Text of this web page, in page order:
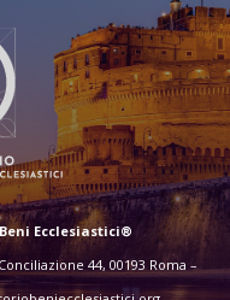
Ecclesiastici®
44, 00193 Roma –